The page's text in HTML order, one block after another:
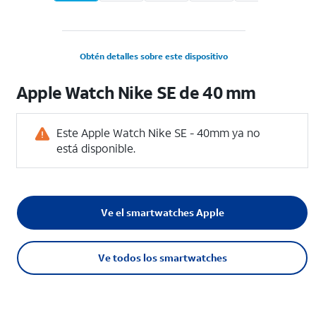
Obtén detalles sobre este dispositivo
Apple Watch Nike SE de 40 mm
Este Apple Watch Nike SE - 40mm ya no
está disponible.
Ve todos los smartwatches
Ve el smartwatches Apple